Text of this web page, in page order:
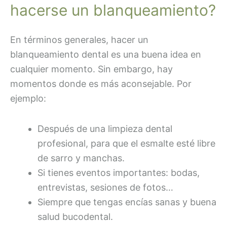
hacerse un blanqueamiento?
En términos generales, hacer un
blanqueamiento dental es una buena idea en
cualquier momento. Sin embargo, hay
momentos donde es más aconsejable. Por
ejemplo:
Después de una limpieza dental
profesional, para que el esmalte esté libre
de sarro y manchas.
Si tienes eventos importantes: bodas,
entrevistas, sesiones de fotos…
Siempre que tengas encías sanas y buena
salud bucodental.